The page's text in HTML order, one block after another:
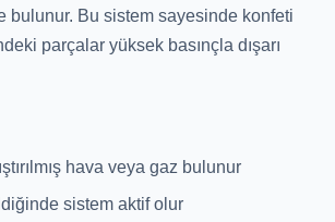
bulunur. Bu sistem sayesinde konfeti
parçalar yüksek basınçla dışarı
hava veya gaz bulunur
sistem aktif olur